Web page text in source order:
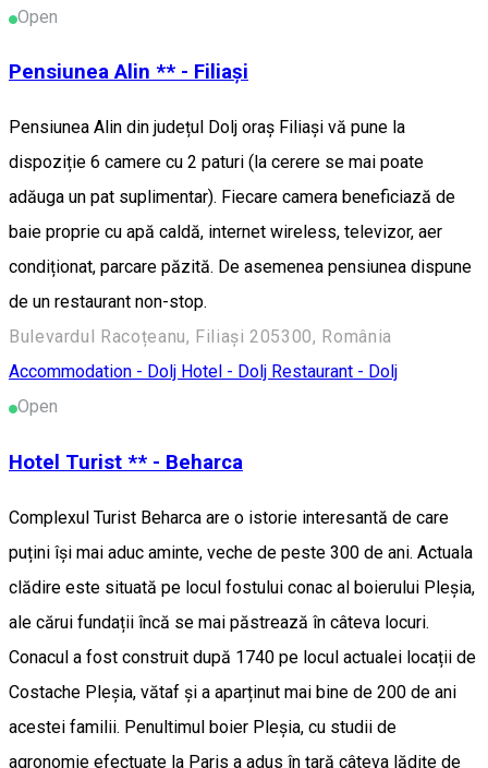
Open
Pensiunea Alin ** - Filiași
Pensiunea Alin din județul Dolj oraș Filiași vă pune la
dispoziție 6 camere cu 2 paturi (la cerere se mai poate
adăuga un pat suplimentar). Fiecare camera beneficiază de
baie proprie cu apă caldă, internet wireless, televizor, aer
condiționat, parcare păzită. De asemenea pensiunea dispune
de un restaurant non-stop.
Bulevardul Racoțeanu, Filiași 205300, România
Accommodation - Dolj Hotel - Dolj Restaurant - Dolj
Open
Hotel Turist ** - Beharca
Complexul Turist Beharca are o istorie interesantă de care
puțini își mai aduc aminte, veche de peste 300 de ani. Actuala
clădire este situată pe locul fostului conac al boierului Pleșia,
ale cărui fundații încă se mai păstrează în câteva locuri.
Conacul a fost construit după 1740 pe locul actualei locații de
Costache Pleșia, vătaf și a aparținut mai bine de 200 de ani
acestei familii. Penultimul boier Pleșia, cu studii de
agronomie efectuate la Paris a adus în țară câteva lădițe de